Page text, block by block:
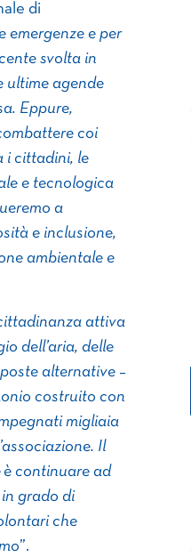
di
emergenze e per
svolta in
ultime agende
Eppure,
coi
i cittadini, le
e tecnologica
a
e inclusione,
ambientale e
attiva
dell’aria, delle
alternative –
costruito con
migliaia
Il
è continuare ad
in grado di
che
”.